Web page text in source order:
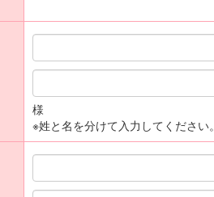
様
※姓と名を分けて入力してください。